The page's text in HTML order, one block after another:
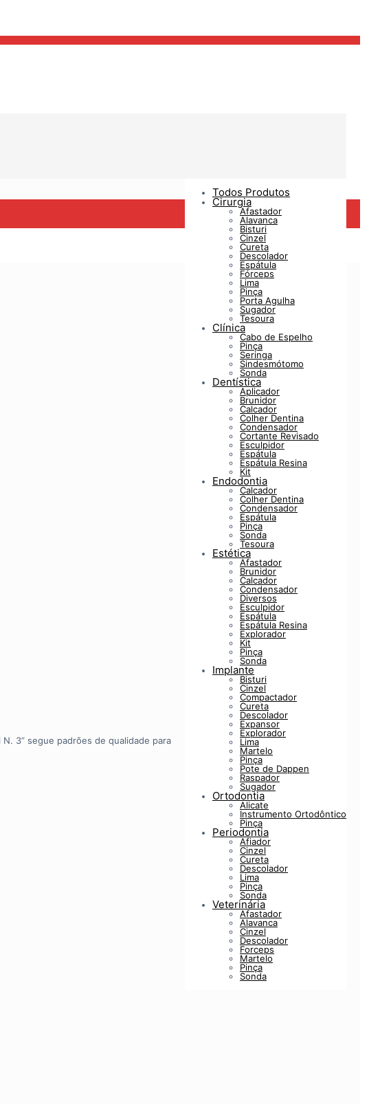
Todos Produtos
Cirurgia
Afastador
Alavanca
Bisturi
Cinzel
Cureta
Descolador
Espátula
Fórceps
Lima
Pinça
Porta Agulha
Sugador
Tesoura
Clínica
Cabo de Espelho
Pinça
Seringa
Sindesmótomo
Sonda
Dentística
Aplicador
Brunidor
Calcador
Colher Dentina
Condensador
Cortante Revisado
Esculpidor
Espátula
Espátula Resina
Kit
Endodontia
Calcador
Colher Dentina
Condensador
Espátula
Pinça
Sonda
Tesoura
Estética
Afastador
Brunidor
Calcador
Condensador
Diversos
Esculpidor
Espátula
Espátula Resina
Explorador
Kit
Pinça
Sonda
Implante
Bisturi
Cinzel
Compactador
Cureta
Descolador
Expansor
Explorador
Lima
Martelo
Pinça
Pote de Dappen
Raspador
Sugador
Ortodontia
Alicate
Instrumento Ortodôntico
Pinça
Periodontia
Afiador
Cinzel
Cureta
Descolador
Lima
Pinça
Sonda
Veterinária
Afastador
Alavanca
Cinzel
Descolador
Forceps
Martelo
Pinça
Sonda
3” segue padrões de qualidade para